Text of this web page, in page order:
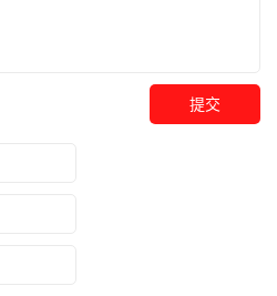
提交